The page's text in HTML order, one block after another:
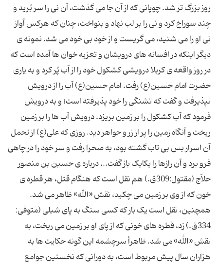
روز بزرگ تر شد. چوپانی که از آن جا می گذشت، آن نی را سر بُرید و
چند سوراخ کرد و نی را بر لب نهاد و بنواخت، چنان که هرکس آواز
نی او را می شنید، می گریست و از خود بی خود می شد. نمونه ی
دیگر اینکه در افسانه های درویشان و تعزیه خوان ها آمده است که
در روز واقعه ی کربلا درویشی کشکول خود را از آب پُر کرد و به یاری
حضرت امام حسین(ع) رفت. امام حسین(ع) آب را از درویش
نپذیرفت و گفت که تشنگی را خود پذیرفته است؛ و به درویش
فرمود که آب کشکول را بر زمین بریزد. درویش آب ها را بر زمین
ریخت و آنگاه زمین را پر از زر و جواهر دید. روزی که علی(ع) از تحمل
آن اسرار بس بی تاب گشته بود، به صحرا رفت و سر خود را در چاهی
فرو برد و آن رازها را یکایک باز گفت... درباره ی حسین بن منصور
حلاّج (مقتول:309ق.) هم نقل است که هنگام قتل، هر قطره ی
خون که از وی بر زمین می چکید، نقش «الله» ظاهر می شد.
همچنین، نقل است یک بار که کسی سنگ به پای شبلی (متوفی:
334ق.) زد، قطره های خونی که از پای او بر زمین می ریخت، به
نقش «الله» می شد. ظاهراً سرچشمه این گونه حکایت ها به
هزاران سال پیش مربوط است، به دورانی که نخستین جوامع